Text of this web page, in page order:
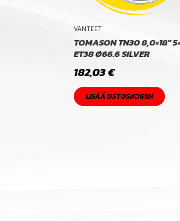
VANTEET
TOMASON TN30 8,0×18″
ET38 Ø66.6 SILVER
182,03€
LISÄÄ OSTOSKORIIN